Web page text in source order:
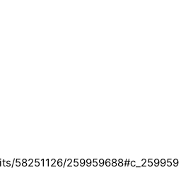
58251126/259959688#c_259959